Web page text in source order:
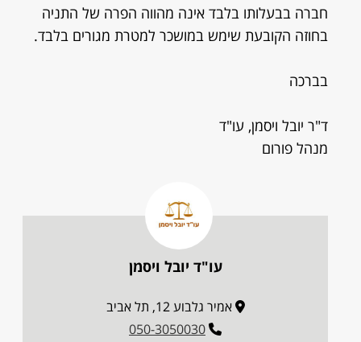
חברה בבעלותו בלבד אינה מהווה הפרה של התניה
בחוזה הקובעת שימש במושכר למטרת מגורים בלבד.
בברכה
ד"ר יובל ויסמן, עו"ד
מנהל פורום
עו"ד יובל ויסמן
אמיר גלבוע 12, תל אביב
050-3050030